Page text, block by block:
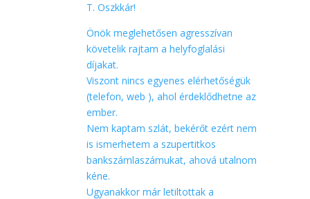
T. Oszkkár!
Önök meglehetősen agresszívan
követelik rajtam a helyfoglalási
díjakat.
Viszont nincs egyenes elérhetőségük
(telefon, web ), ahol érdeklődhetne az
ember.
Nem kaptam szlát, bekérőt ezért nem
is ismerhetem a szupertitkos
bankszámlaszámukat, ahová utalnom
kéne.
Ugyanakkor már letiltottak a